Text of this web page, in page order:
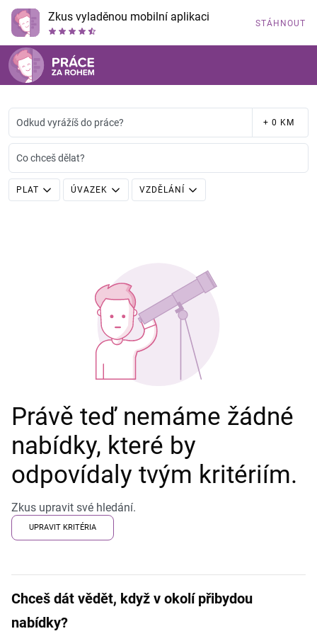
Zkus vyladěnou mobilní aplikaci STÁHNOUT
Odkud vyrážíš do práce? + 0 KM
Co chceš dělat?
PLAT ÚVAZEK VZDĚLÁNÍ
Právě teď nemáme žádné
nabídky, které by
odpovídaly tvým kritériím.
Zkus upravit své hledání.
UPRAVIT KRITÉRIA
Chceš dát vědět, když v okolí přibydou
nabídky?